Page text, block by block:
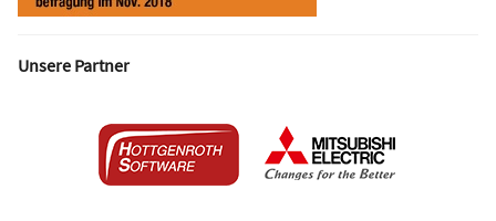
Unsere Partner